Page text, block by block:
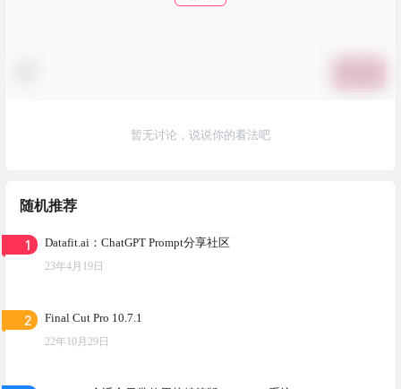
暂无讨论，说说你的看法吧
随机推荐
1 Datafit.ai：ChatGPT Prompt分享社区
23年4月19日
2 Final Cut Pro 10.7.1
22年10月29日